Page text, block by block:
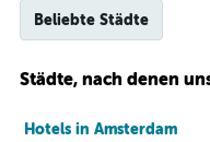
Beliebte Städte
Städte, nach denen
Hotels in Amsterdam